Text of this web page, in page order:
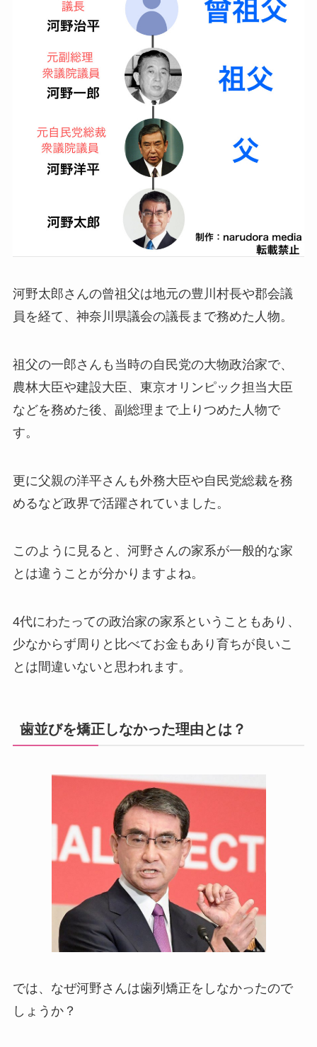
河野太郎さんの曾祖父は地元の豊川村長や郡会議
員を経て、神奈川県議会の議長まで務めた人物。
祖父の一郎さんも当時の自民党の大物政治家で、
農林大臣や建設大臣、東京オリンピック担当大臣
などを務めた後、副総理まで上りつめた人物で
す。
更に父親の洋平さんも外務大臣や自民党総裁を務
めるなど政界で活躍されていました。
このように見ると、河野さんの家系が一般的な家
とは違うことが分かりますよね。
4代にわたっての政治家の家系ということもあり、
少なからず周りと比べてお金もあり育ちが良いこ
とは間違いないと思われます。
歯並びを矯正しなかった理由とは？
では、なぜ河野さんは歯列矯正をしなかったので
しょうか？